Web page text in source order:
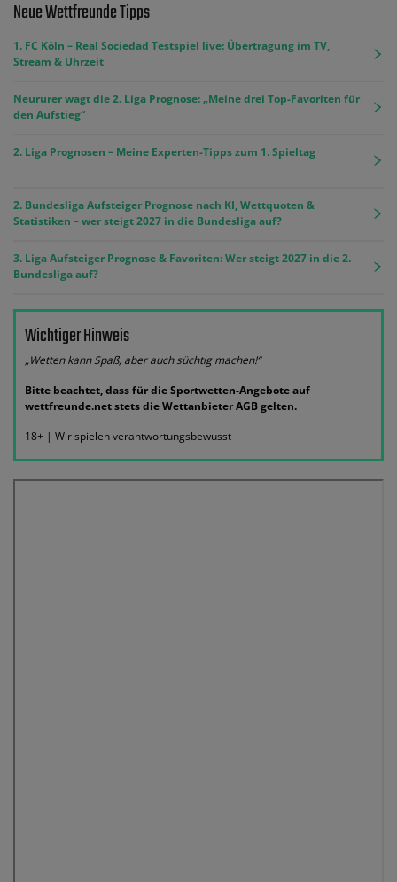
Neue Wettfreunde Tipps
1. FC Köln – Real Sociedad Testspiel live: Übertragung im TV,
Stream & Uhrzeit
Neururer wagt die 2. Liga Prognose: „Meine drei Top-Favoriten für
den Aufstieg“
2. Liga Prognosen – Meine Experten-Tipps zum 1. Spieltag
2. Bundesliga Aufsteiger Prognose nach KI, Wettquoten &
Statistiken – wer steigt 2027 in die Bundesliga auf?
3. Liga Aufsteiger Prognose & Favoriten: Wer steigt 2027 in die 2.
Bundesliga auf?
Wichtiger Hinweis
„Wetten kann Spaß, aber auch süchtig machen!“
Bitte beachtet, dass für die Sportwetten-Angebote auf
wettfreunde.net stets die Wettanbieter AGB gelten.
18+ | Wir spielen verantwortungsbewusst